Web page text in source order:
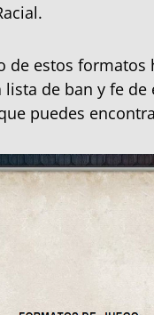
de estos formatos
de ban y fe de
puedes